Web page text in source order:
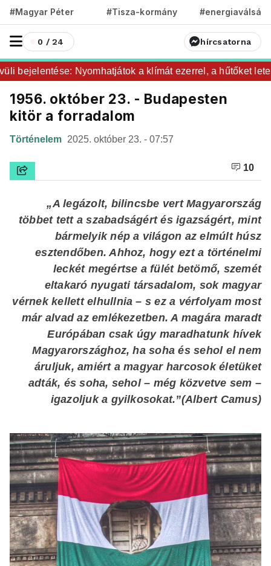
#Magyar Péter #Tisza-kormány #energiaválság
0 / 24 hírcsatorna
Nyomhatjátok a klímát ezerrel, a hűtőket
1956. október 23. - Budapesten
kitör a forradalom
Történelem 2025. október 23. - 07:57
10
„A legázolt, bilincsbe vert Magyarország
többet tett a szabadságért és igazságért, mint
bármelyik nép a világon az elmúlt húsz
esztendőben. Ahhoz, hogy ezt a történelmi
leckét megértse a fülét betömő, szemét
eltakaró nyugati társadalom, sok magyar
vérnek kellett elhullnia – s ez a vérfolyam most
már alvad az emlékezetben. A magára maradt
Európában csak úgy maradhatunk hívek
Magyarországhoz, ha soha és sehol el nem
áruljuk, amiért a magyar harcosok életüket
adták, és soha, sehol – még közvetve sem –
igazoljuk a gyilkosokat.”(Albert Camus)